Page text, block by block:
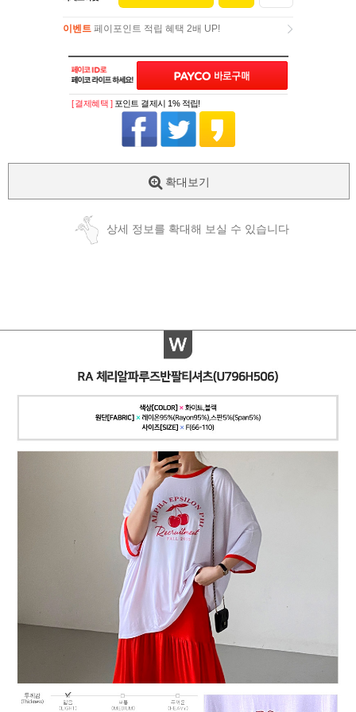
이벤트 페이포인트 적립 혜택 2배 UP!
PAYCO 바로
[ 결제혜택 ] 포인트 결제시 1% 적립!
확대보기
상세 정보를 확대해 보실 수 있습니다